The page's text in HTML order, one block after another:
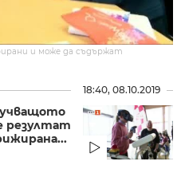
и може да съдържат
резултат
18:40, 08.10.2019